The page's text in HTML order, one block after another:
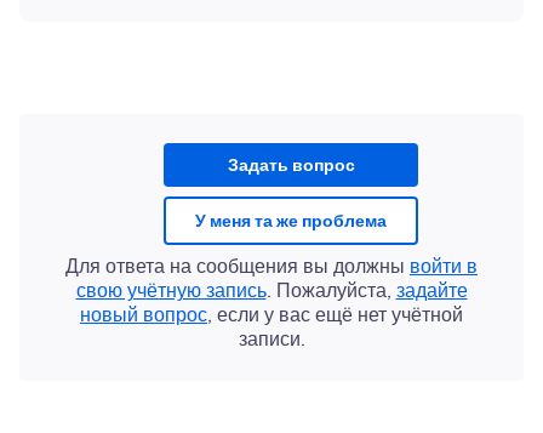
Задать вопрос
У меня та же проблема
Для ответа на сообщения вы должны войти в
свою учётную запись. Пожалуйста, задайте
новый вопрос, если у вас ещё нет учётной
записи.